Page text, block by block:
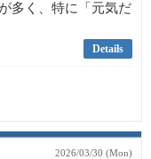
多く、特に「元気だ
Details
2026/03/30 (Mon)